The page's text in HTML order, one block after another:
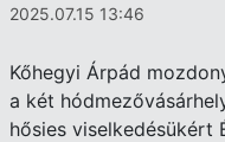
2025.07.15 13:46
Kőhegyi Árpád
a két
hősies viselkedésükért